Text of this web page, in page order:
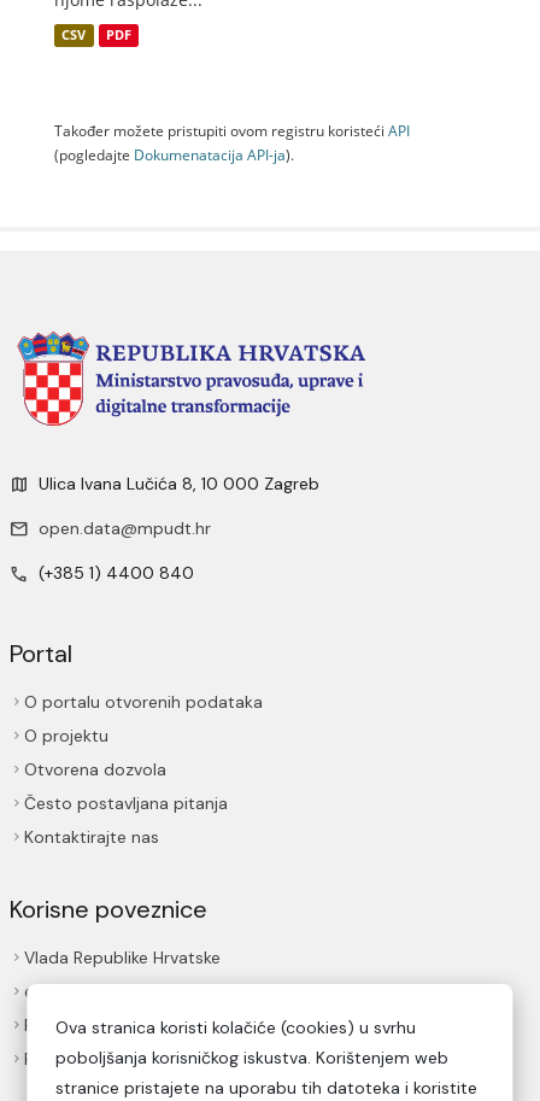
CSV PDF
Također možete pristupiti ovom registru koristeći API
(pogledajte Dokumenаtаcijа API-jа).